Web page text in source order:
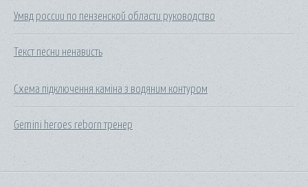
Умвд россии по пензенской области руководство
Текст песни ненависть
Схема підключення каміна з водяним контуром
Gemini heroes reborn тренер